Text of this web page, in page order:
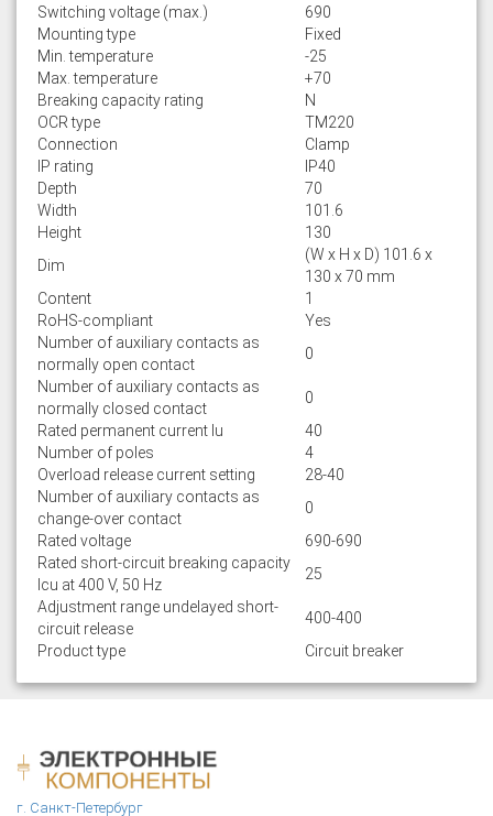
Switching voltage (max.)
690
Mounting type
Fixed
Min. temperature
-25
Max. temperature
+70
Breaking capacity rating
N
OCR type
TM220
Connection
Clamp
IP rating
IP40
Depth
70
Width
101.6
Height
130
Dim
(W x H x D) 101.6 x
130 x 70 mm
Content
1
RoHS-compliant
Yes
Number of auxiliary contacts as
normally open contact
0
Number of auxiliary contacts as
normally closed contact
0
Rated permanent current Iu
40
Number of poles
4
Overload release current setting
28-40
Number of auxiliary contacts as
change-over contact
0
Rated voltage
690-690
Rated short-circuit breaking capacity
lcu at 400 V, 50 Hz
25
Adjustment range undelayed short-
circuit release
400-400
Product type
Circuit breaker
г. Санкт-Петербург